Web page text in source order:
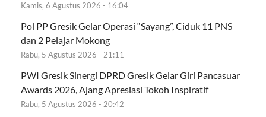
Kamis, 6 Agustus 2026 - 16:04
Pol PP Gresik Gelar Operasi “Sayang”, Ciduk 11 PNS
dan 2 Pelajar Mokong
Rabu, 5 Agustus 2026 - 21:11
PWI Gresik Sinergi DPRD Gresik Gelar Giri Pancasuar
Awards 2026, Ajang Apresiasi Tokoh Inspiratif
Rabu, 5 Agustus 2026 - 20:42